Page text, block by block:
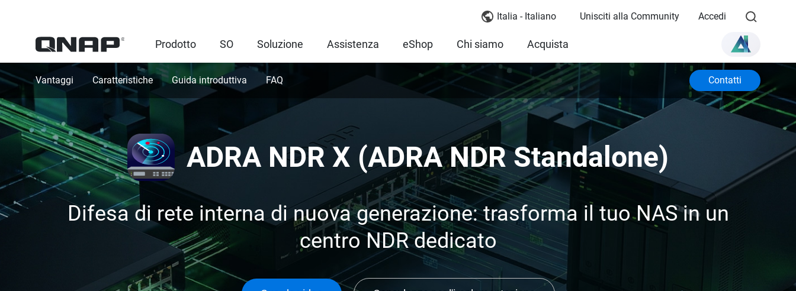
Italia - Italiano Unisciti alla Community Accedi
Prodotto SO Soluzione Assistenza eShop Chi siamo Acquista
Vantaggi Caratteristiche Guida introduttiva FAQ Contatti
ADRA NDR X (ADRA NDR Standalone)
Difesa di rete interna di nuova generazione: trasforma il tuo NAS in un
centro NDR dedicato